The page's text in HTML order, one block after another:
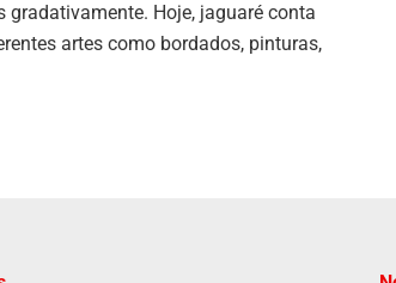
Hoje, jaguaré conta
artes como bordados, pinturas,